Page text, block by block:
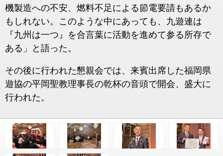
機製造への不安、燃料不足による節電要請もあるか
もしれない。このような中にあっても、九遊連は
『九州は一つ』を合言葉に活動を進めて参る所存で
ある」と語った。
その後に行われた懇親会では、来賓出席した福岡県
遊協の平岡聖教理事長の乾杯の音頭で開会、盛大に
行われた。